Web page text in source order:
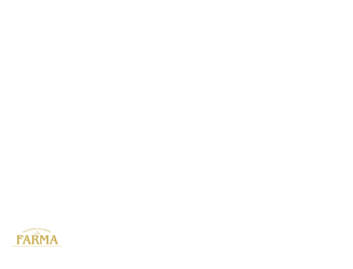
PRODUCENTA:
FARMA